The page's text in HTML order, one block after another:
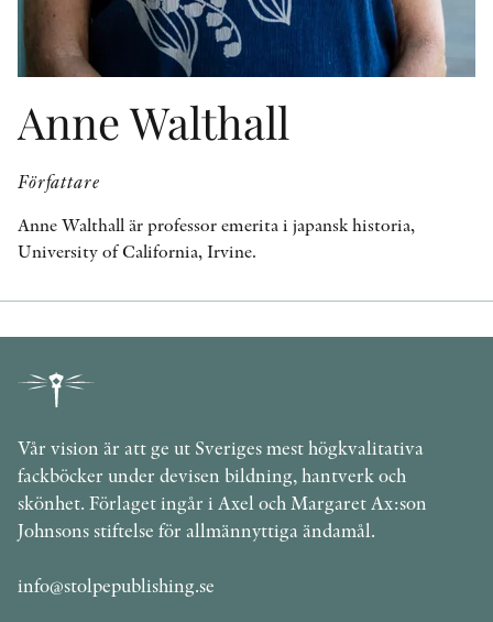
Anne Walthall
Författare
Anne Walthall är professor emerita i japansk historia,
University of California, Irvine.
Vår vision är att ge ut Sveriges mest högkvalitativa
fackböcker under devisen bildning, hantverk och
skönhet. Förlaget ingår i Axel och Margaret Ax:son
Johnsons stiftelse för allmännyttiga ändamål.
info@stolpepublishing.se